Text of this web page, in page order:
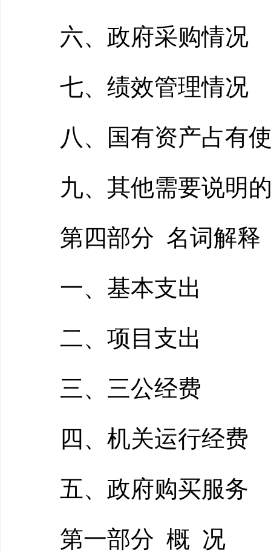
六、政府采购情况
七、绩效管理情况
八、国有资产占有使
九、其他需要说明
第四部分 名词解释
一、基本支出
二、项目支出
三、三公经费
四、机关运行经费
五、政府购买服务
第一部分 概 况